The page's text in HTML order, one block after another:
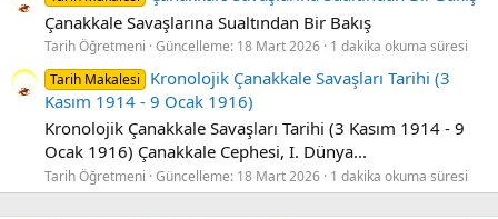
Çanakkale Savaşlarına Sualtından Bir Bakış
Tarih Öğretmeni Güncelleme: 18 Mart 2026 1 dakika okuma süresi
Tarih Makalesi
Kronolojik Çanakkale Savaşları Tarihi (3
Kasım 1914 - 9 Ocak 1916)
Kronolojik Çanakkale Savaşları Tarihi (3 Kasım 1914 - 9
Ocak 1916) Çanakkale Cephesi, I. Dünya...
Tarih Öğretmeni Güncelleme: 18 Mart 2026 1 dakika okuma süresi